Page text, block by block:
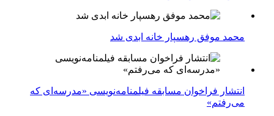
محمد موفق رهسپار خانه ابدی شد
انتشار فراخوان مسابقه فیلمنامه‌نویسی «مدرسه‌ای که
می‌رفتم»